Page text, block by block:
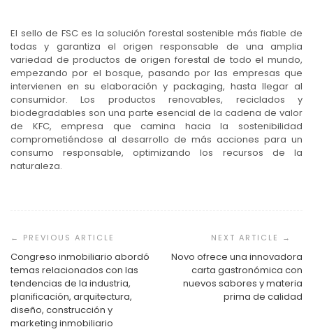
El sello de FSC es la solución forestal sostenible más fiable de
todas y garantiza el origen responsable de una amplia
variedad de productos de origen forestal de todo el mundo,
empezando por el bosque, pasando por las empresas que
intervienen en su elaboración y packaging, hasta llegar al
consumidor. Los productos renovables, reciclados y
biodegradables son una parte esencial de la cadena de valor
de KFC, empresa que camina hacia la sostenibilidad
comprometiéndose al desarrollo de más acciones para un
consumo responsable, optimizando los recursos de la
naturaleza.
de
entradas
Congreso inmobiliario abordó
temas relacionados con las
tendencias de la industria,
planificación, arquitectura,
diseño, construcción y
marketing inmobiliario
Novo ofrece una innovadora
carta gastronómica con
nuevos sabores y materia
prima de calidad